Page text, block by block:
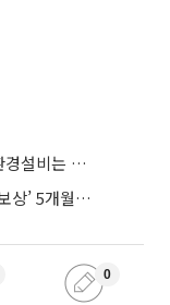
현대건설, 아파트·토건·건축 1위…산업·환경설비는 삼성E&A
용적률 높여 임대 더 지으라더니…‘제값 보상’ 5개월째 국회에 발목
0